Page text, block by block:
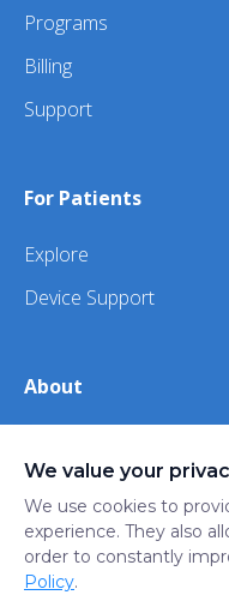
Programs
Billing
Support
For Patients
Explore
Device Support
About
iHealth
Privacy
Trust
We value your
We use cookies to
experience. They also
order to constantly
Policy.